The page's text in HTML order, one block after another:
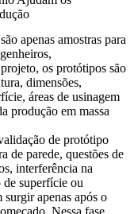
apenas amostras para
os protótipos são
dimensões,
áreas de usinagem
produção em massa
de protótipo
de parede, questões de
interferência na
de superfície ou
apenas após o
Nessa fase,